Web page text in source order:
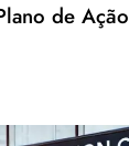
de Ação